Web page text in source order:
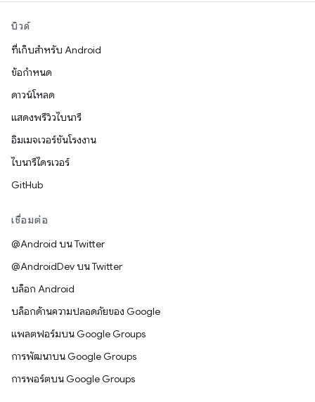
บิวด์
ที่เก็บสำหรับ Android
ข้อกำหนด
ดาวน์โหลด
แสดงพรีวิวไบนารี
อิมเมจเวอร์ชันโรงงาน
ไบนารีไดรเวอร์
GitHub
เชื่อมต่อ
@Android บน Twitter
@AndroidDev บน Twitter
บล็อก Android
บล็อกด้านความปลอดภัยของ Google
แพลตฟอร์มบน Google Groups
การพัฒนาบน Google Groups
การพอร์ตบน Google Groups